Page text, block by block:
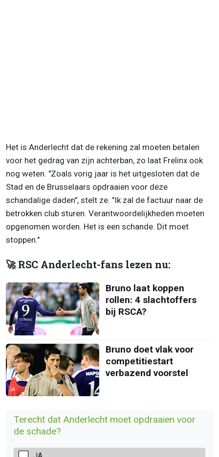
Het is Anderlecht dat de rekening zal moeten betalen
voor het gedrag van zijn achterban, zo laat Frelinx ook
nog weten. "Zoals vorig jaar is het uitgesloten dat de
Stad en de Brusselaars opdraaien voor deze
schandalige daden", stelt ze. "Ik zal de factuur naar de
betrokken club sturen. Verantwoordelijkheden moeten
opgenomen worden. Het is een schande. Dit moet
stoppen."
🚀 RSC Anderlecht-fans lezen nu:
Bruno laat koppen
rollen: 4 slachtoffers
bij RSCA?
Bruno doet vlak voor
competitiestart
verbazend voorstel
Terecht dat Anderlecht moet opdraaien voor
de schade?